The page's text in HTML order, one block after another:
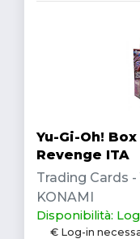
Yu-Gi-Oh!
Revenge ITA
Trading Cards -
KONAMI
Disponibilità:
€ Log-in